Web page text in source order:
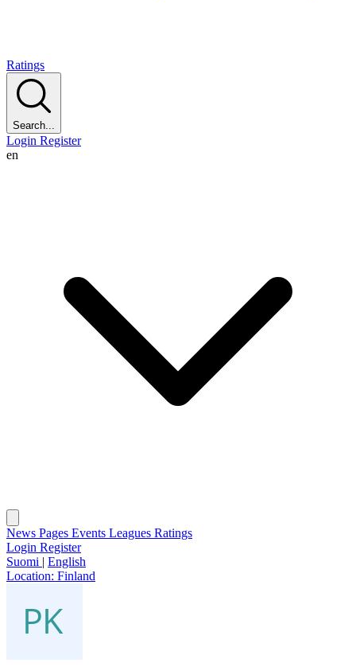
Ratings
Search...
Login Register
en
News Pages Events Leagues Ratings
Login Register
Suomi | English
Location: Finland